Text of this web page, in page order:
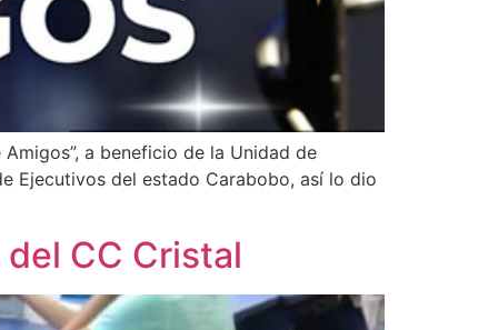
a beneficio de la Unidad de
Ejecutivos del estado Carabobo, así lo dio
CC Cristal